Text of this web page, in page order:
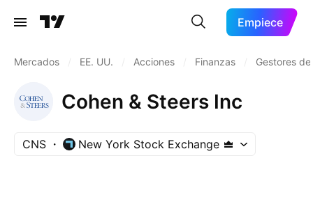
Empiece
Mercados EE. UU. Acciones Finanzas Gestores
Cohen & Steers Inc
CNS New York Stock Exchange